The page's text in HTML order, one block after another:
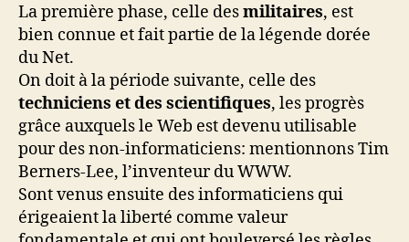
La première phase, celle desmilitaires, est
bien connue et fait partie de la légende dorée
du Net.
On doit à la période suivante, celle des
techniciens et des scientifiques, les progrès
grâce auxquels le Web est devenu utilisable
pour des non-informaticiens: mentionnons Tim
Berners-Lee, l’inventeur du WWW.
Sont venus ensuite des informaticiens qui
érigeaient la liberté comme valeur